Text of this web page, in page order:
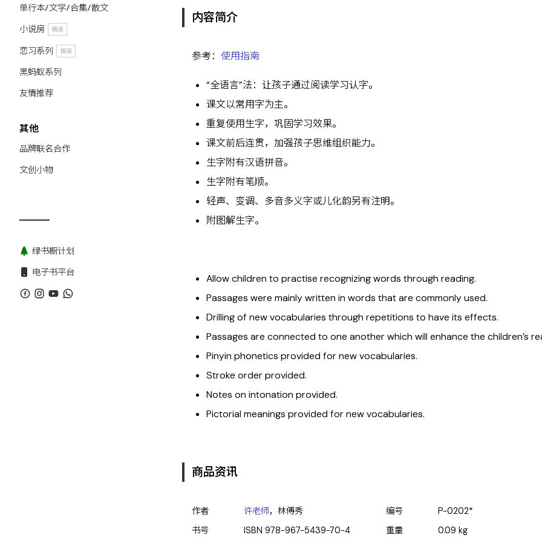
单行本/文学/合集/散文
小说房
慎读
恋习系列 慎读
黑蚂蚁系列
友情推荐
其他
品牌联名合作
文创小物
绿书橱计划
电子书平台
内容简介
参考： 使用指南
“全语言”法：让孩子通过阅读学习认字。
课文以常用字为主。
重复使用生字，巩固学习效果。
课文前后连贯，加强孩子思维组织能力。
生字附有汉语拼音。
生字附有笔顺。
轻声、变调、多音多义字或儿化韵另有注明。
附图解生字。
Allow children to practise recognizing words through reading.
Passages were mainly written in words that are commonly used.
Drilling of new vocabularies through repetitions to have its effects.
Passages are connected to one another which will enhance the children’s
Pinyin phonetics provided for new vocabularies.
Stroke order provided.
Notes on intonation provided.
Pictorial meanings provided for new vocabularies.
商品资讯
作者 许老师，林傅秀
书号
ISBN978-967-5439-70-4
编号
P-0202*
重量
0.09 kg